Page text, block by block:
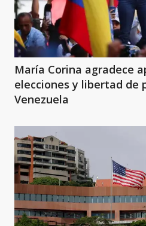
María Corina agradece
elecciones y libertad de
Venezuela